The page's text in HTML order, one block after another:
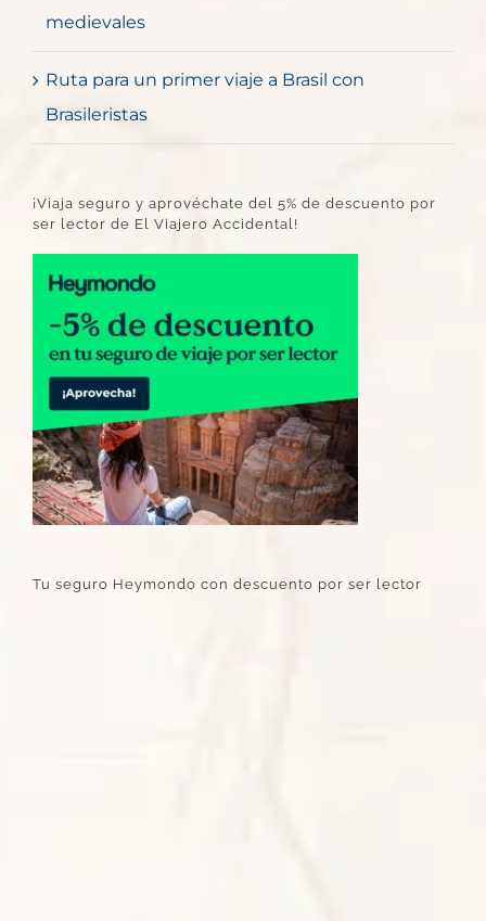
medievales
Ruta para un primer viaje a Brasil con
Brasileristas
¡Viaja seguro y aprovéchate del 5% de descuento por
ser lector de El Viajero Accidental!
Tu seguro Heymondo con descuento por ser lector